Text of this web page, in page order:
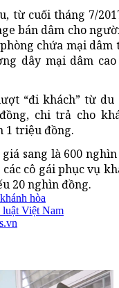
từ cuối tháng 7/
bán dâm cho
chứa mại dâm
dây mại dâm
“đi khách” từ
chi trả cho
1 triệu đồng.
sang là 600
cô gái phục vụ
20 nghìn đồng.
khánh hòa
luật Việt Nam